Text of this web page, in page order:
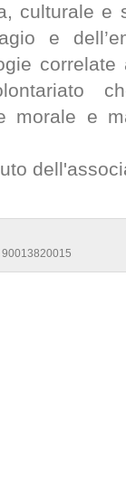
culturale
e
morale e